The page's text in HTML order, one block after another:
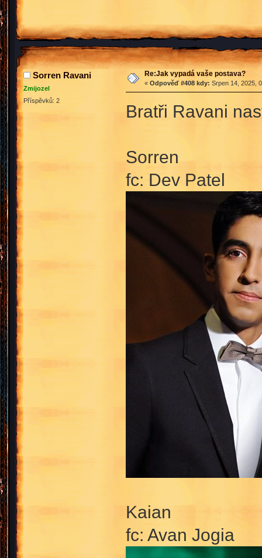
Sorren Ravani
Zmijozel
Příspěvků: 2
Re:Jak vypadá vaše postava?
« Odpověď #408 kdy: Srpen 14, 2025,
Bratři Ravani
Sorren
fc: Dev Patel
Kaian
fc: Avan Jogia